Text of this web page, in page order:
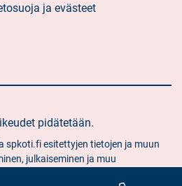
ja evästeet
pidätetään.
spkoti.fi esitettyjen tietojen ja muun
julkaiseminen ja muu